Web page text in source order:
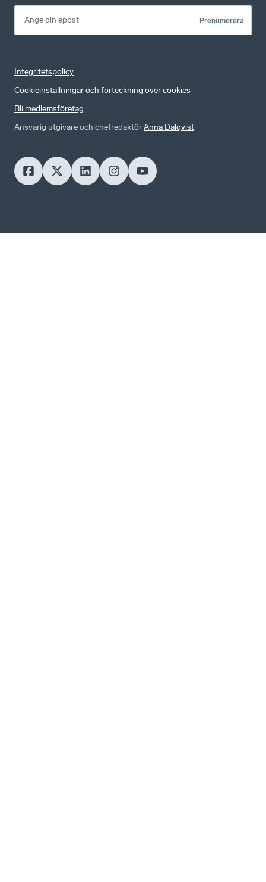
Prenumerera
Integritetspolicy
Cookieinställningar och förteckning över cookies
Bli medlemsföretag
Ansvarig utgivare och chefredaktörAnna Dalqvist